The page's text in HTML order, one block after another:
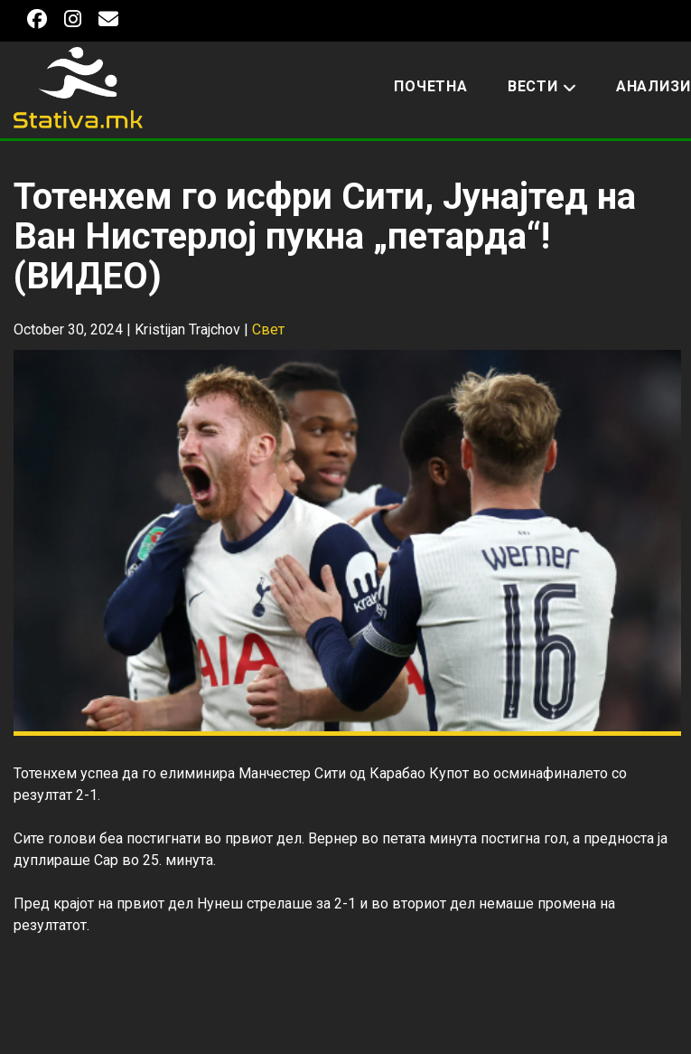
ПОЧЕТНА ВЕСТИ АНАЛИЗИ
Тотенхем го исфри Сити, Јунајтед на
Ван Нистерлој пукна „петарда“!
(ВИДЕО)
October 30, 2024 | Kristijan Trajchov | Свет
Тотенхем успеа да го елиминира Манчестер Сити од Карабао Купот во осминафиналето со
резултат 2-1.
Сите голови беа постигнати во првиот дел. Вернер во петата минута постигна гол, а предноста ја
дуплираше Сар во 25. минута.
Пред крајот на првиот дел Нунеш стрелаше за 2-1 и во вториот дел немаше промена на
резултатот.